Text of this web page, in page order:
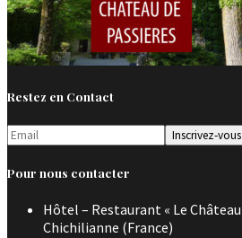
Restez en Contact
Pour nous contacter
Hôtel – Restaurant « Le Château
Chichilianne (France)